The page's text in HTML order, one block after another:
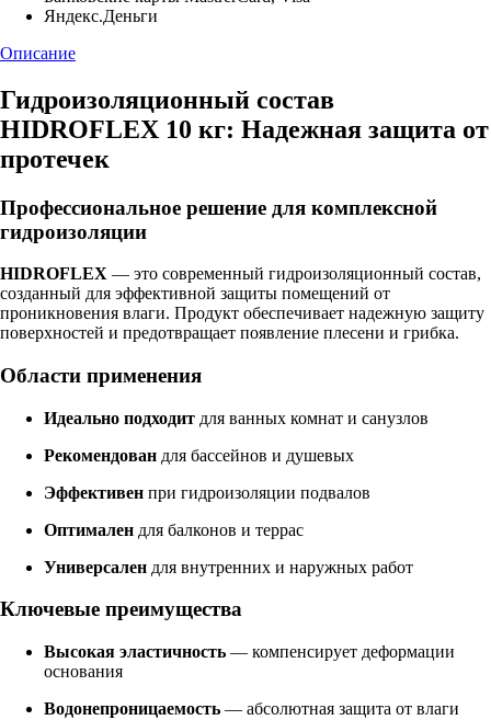
Яндекс.Деньги
Описание
Гидроизоляционный состав
HIDROFLEX 10 кг: Надежная защита от
протечек
Профессиональное решение для комплексной
гидроизоляции
HIDROFLEX — это современный гидроизоляционный состав,
созданный для эффективной защиты помещений от
проникновения влаги. Продукт обеспечивает надежную защиту
поверхностей и предотвращает появление плесени и грибка.
Области применения
Идеально подходит для ванных комнат и санузлов
Рекомендован для бассейнов и душевых
Эффективен при гидроизоляции подвалов
Оптимален для балконов и террас
Универсален для внутренних и наружных работ
Ключевые преимущества
Высокая эластичность — компенсирует деформации
основания
Водонепроницаемость — абсолютная защита от влаги